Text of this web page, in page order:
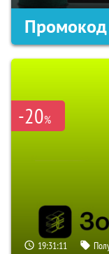
Промокод
-20%
19:31:10